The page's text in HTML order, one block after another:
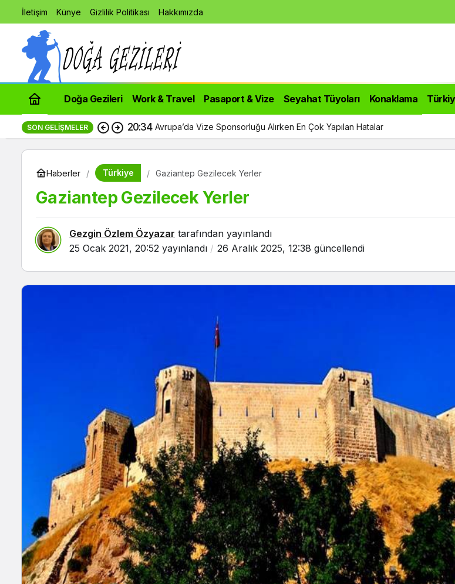
İletişim Künye Gizlilik Politikası Hakkımızda
Doğa Gezileri Work & Travel Pasaport & Vize Seyahat Tüyoları Konaklama
SON GELIŞMELER 20:34 Avrupa’da Vize Sponsorluğu Alırken En Çok Yapılan Hatalar
Haberler Türkiye Gaziantep Gezilecek Yerler
Gaziantep Gezilecek Yerler
Gezgin Özlem Özyazar tarafından yayınlandı
25 Ocak 2021, 20:52 yayınlandı 26 Aralık 2025, 12:38 güncellendi